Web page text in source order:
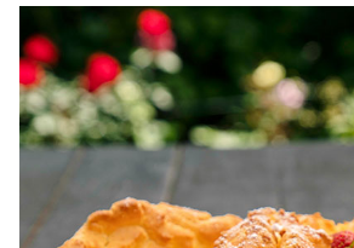
dietetice. Idei retete dietetice.
pentru dieta.